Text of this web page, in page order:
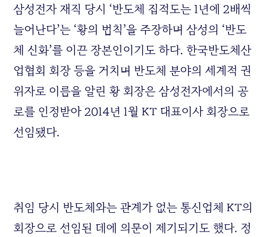
삼성전자 재직 당시 ‘반도체 집적도는 1년에 2배씩
늘어난다’는 ‘황의 법칙’을 주장하며 삼성의 ‘반도
체 신화’를 이끈 장본인이기도 하다. 한국반도체산
업협회 회장 등을 거치며 반도체 분야의 세계적 권
위자로 이름을 알린 황 회장은 삼성전자에서의 공
로를 인정받아 2014년 1월 KT 대표이사 회장으로
선임됐다.
취임 당시 반도체와는 관계가 없는 통신업체 KT의
회장으로 선임된 데에 의문이 제기되기도 했다. 정